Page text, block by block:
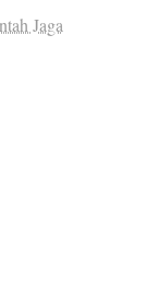
Jaga